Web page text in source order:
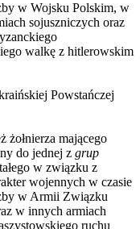
w Wojsku Polskim, w
sojuszniczych oraz
walkę z hitlerowskim
Powstańczej
żołnierza mającego
do jednej z grup
w związku z
wojennych w czasie
w Armii Związku
w innych armiach
ruchu